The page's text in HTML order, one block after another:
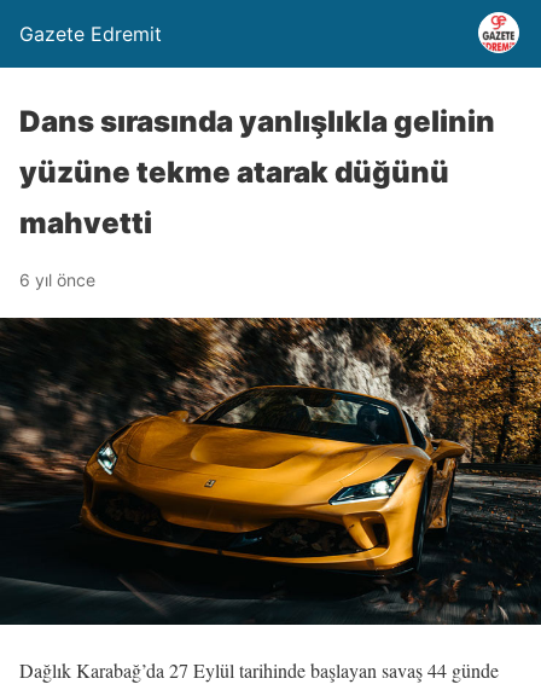
Gazete Edremit
Dans sırasında yanlışlıkla gelinin
yüzüne tekme atarak düğünü
mahvetti
6 yıl önce
Dağlık Karabağ’da 27 Eylül tarihinde başlayan savaş 44 günde